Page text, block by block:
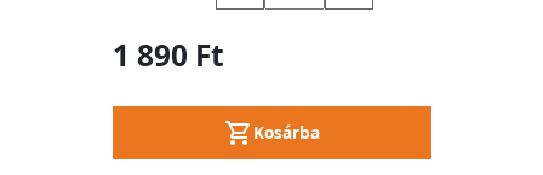
1 890 Ft
Kosárba